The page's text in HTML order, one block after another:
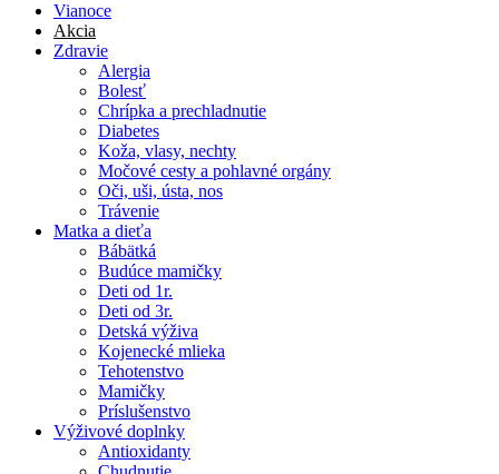
Vianoce
Akcia
Zdravie
Alergia
Bolesť
Chrípka a prechladnutie
Diabetes
Koža, vlasy, nechty
Močové cesty a pohlavné orgány
Oči, uši, ústa, nos
Trávenie
Matka a dieťa
Bábätká
Budúce mamičky
Deti od 1r.
Deti od 3r.
Detská výživa
Kojenecké mlieka
Tehotenstvo
Mamičky
Príslušenstvo
Výživové doplnky
Antioxidanty